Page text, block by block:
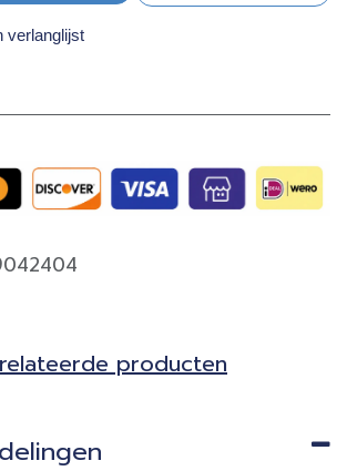
verlanglijst
producten​